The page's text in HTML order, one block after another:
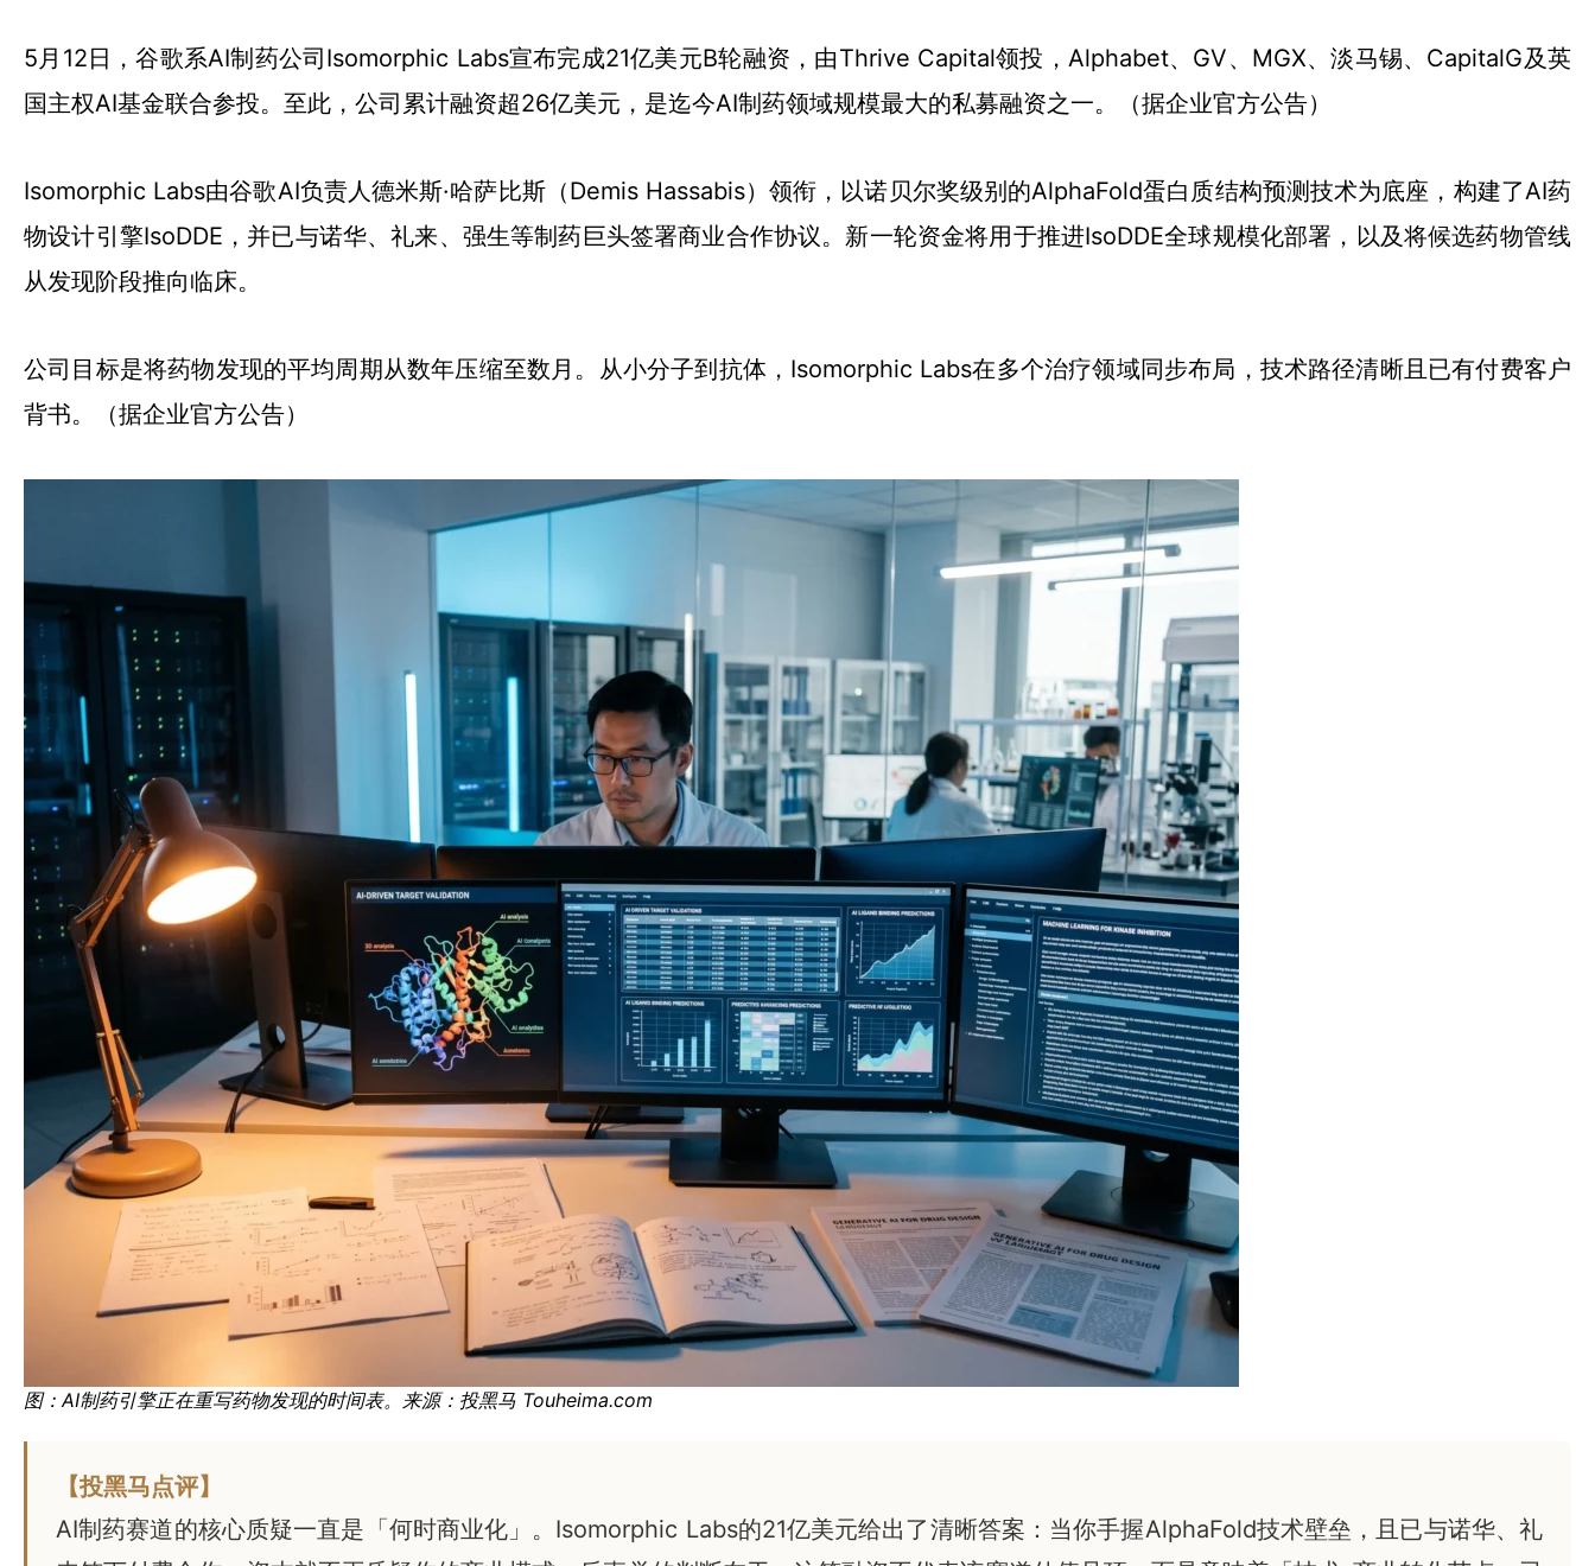
5月12日，谷歌系AI制药公司Isomorphic Labs宣布完成21亿美元B轮融资，由Thrive Capital领投，Alphabet、GV、MGX、淡马锡、CapitalG及英
国主权AI基金联合参投。至此，公司累计融资超26亿美元，是迄今AI制药领域规模最大的私募融资之一。（据企业官方公告）
Isomorphic Labs由谷歌AI负责人德米斯·哈萨比斯（Demis Hassabis）领衔，以诺贝尔奖级别的AlphaFold蛋白质结构预测技术为底座，构建了AI药
物设计引擎IsoDDE，并已与诺华、礼来、强生等制药巨头签署商业合作协议。新一轮资金将用于推进IsoDDE全球规模化部署，以及将候选药物管线
从发现阶段推向临床。
公司目标是将药物发现的平均周期从数年压缩至数月。从小分子到抗体，Isomorphic Labs在多个治疗领域同步布局，技术路径清晰且已有付费客户
背书。（据企业官方公告）
图：AI制药引擎正在重写药物发现的时间表。来源：投黑马 Touheima.com
【投黑马点评】
AI制药赛道的核心质疑一直是「何时商业化」。Isomorphic Labs的21亿美元给出了清晰答案：当你手握AlphaFold技术壁垒，且已与诺华、礼